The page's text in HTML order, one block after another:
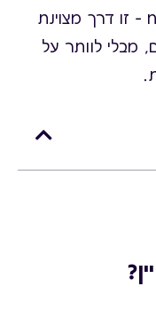
– זו דרך מצוינת
מבלי לוותר על